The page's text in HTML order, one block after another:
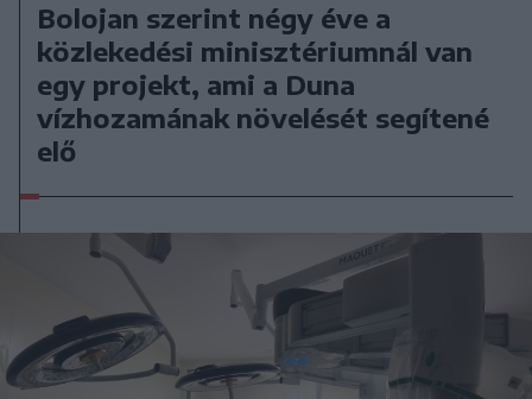
Bolojan szerint négy éve a
közlekedési minisztériumnál van
egy projekt, ami a Duna
vízhozamának növelését segítené
elő